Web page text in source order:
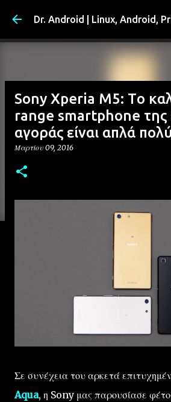
Μετάβαση στο κύριο
Dr. Android | Linux, Android,
Sony Xperia M5: Tο
range smartphone της
αγοράς είναι απλά
Μαρτίου 09, 2016
Σε συνέχεια του αρκετά
Aqua, η Sony μας παρουσίασε